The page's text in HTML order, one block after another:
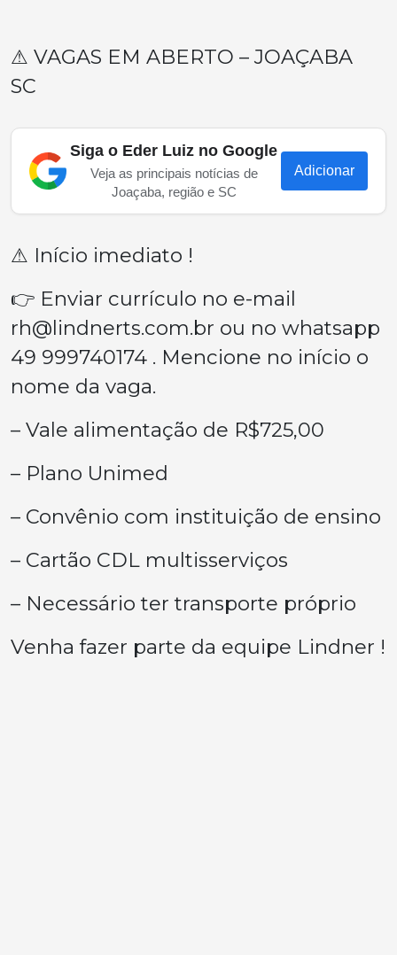
⚠ VAGAS EM ABERTO – JOAÇABA
SC
Siga o Eder Luiz no Google
Veja as principais notícias de
Joaçaba, região e SC
Adicionar
⚠ Início imediato !
👉 Enviar currículo no e-mail
rh@lindnerts.com.br ou no whatsapp
49 999740174 . Mencione no início o
nome da vaga.
– Vale alimentação de R$725,00
– Plano Unimed
– Convênio com instituição de ensino
– Cartão CDL multisserviços
– Necessário ter transporte próprio
Venha fazer parte da equipe Lindner !